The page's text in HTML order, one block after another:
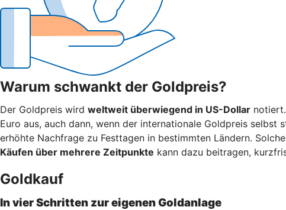
Warum schwankt der Goldpreis?
Der Goldpreis wird weltweit überwiegend in US-Dollar
Euro aus, auch dann, wenn der internationale Goldpreis selbst
erhöhte Nachfrage zu Festtagen in bestimmten Ländern.
Käufen über mehrere Zeitpunkte kann dazu beitragen,
Goldkauf
In vier Schritten zur eigenen Goldanlage